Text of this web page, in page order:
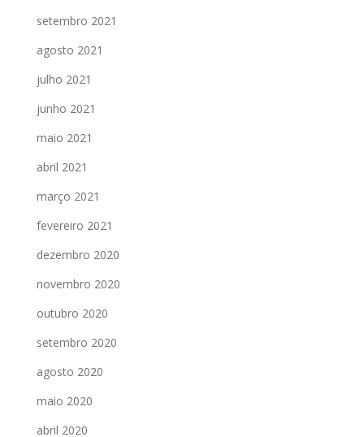
setembro 2021
agosto 2021
julho 2021
junho 2021
maio 2021
abril 2021
março 2021
fevereiro 2021
dezembro 2020
novembro 2020
outubro 2020
setembro 2020
agosto 2020
maio 2020
abril 2020